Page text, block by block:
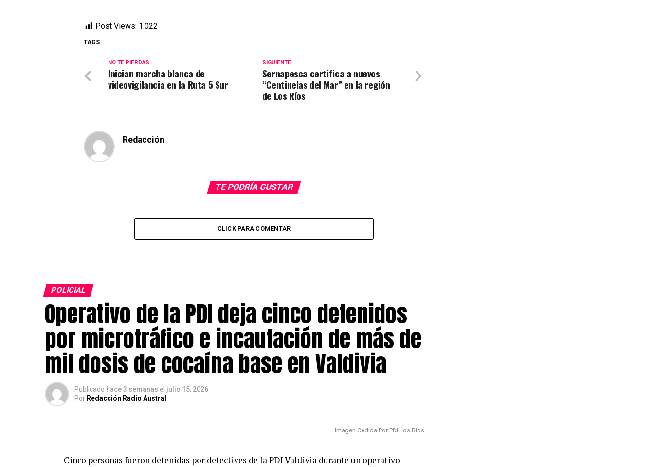
Post Views: 1.022
TAGS
SIGUIENTE
Sernapesca certifica a nuevos
“Centinelas del Mar” en la región
de Los Ríos
NO TE PIERDAS
Inician marcha blanca de
videovigilancia en la Ruta 5 Sur
Redacción
TE PODRÍA GUSTAR
CLICK PARA COMENTAR
POLICIAL
Operativo de la PDI deja cinco detenidos
por microtráfico e incautación de más de
mil dosis de cocaína base en Valdivia
Publicado hace 3 semanas el julio 15, 2026
Por Redacción Radio Austral
Imagen Cedida Por PDI Los Ríos
Cinco personas fueron detenidas por detectives de la PDI Valdivia durante un operativo